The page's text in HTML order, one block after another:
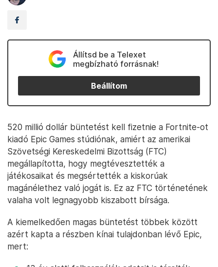
Állítsd be a Telexet
megbízható forrásnak!
Beállítom
520 millió dollár büntetést kell fizetnie a Fortnite-ot
kiadó Epic Games stúdiónak, amiért az amerikai
Szövetségi Kereskedelmi Bizottság (FTC)
megállapította, hogy megtévesztették a
játékosaikat és megsértették a kiskorúak
magánélethez való jogát is. Ez az FTC történetének
valaha volt legnagyobb kiszabott bírsága.
A kiemelkedően magas büntetést többek között
azért kapta a részben kínai tulajdonban lévő Epic,
mert: